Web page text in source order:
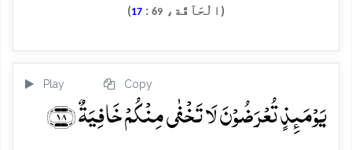
(الْحَآقَّة، 69
:
17
)
Play Copy
یَوۡمَئِذٍ تُعۡرَضُوۡنَ لَا تَخۡفٰی مِنۡکُمۡ خَافِیَۃٌ ﴿۱۸﴾